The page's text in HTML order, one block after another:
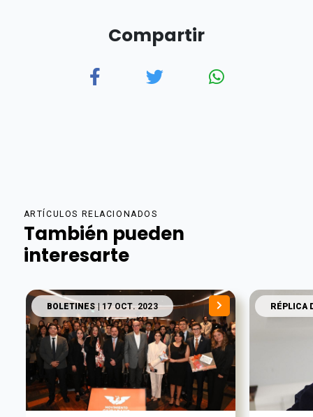
Compartir
ARTÍCULOS RELACIONADOS
También pueden
interesarte
BOLETINES| 17 OCT. 2023 RÉPLICA